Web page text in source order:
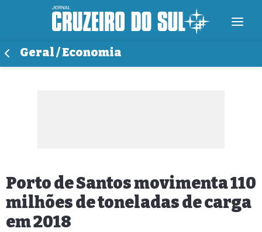
Geral / Economia
Porto de Santos movimenta 110
milhões de toneladas de carga
em 2018